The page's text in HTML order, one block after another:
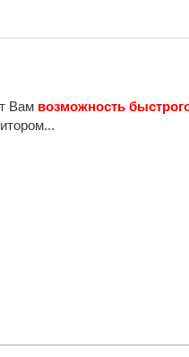
Вам возможность